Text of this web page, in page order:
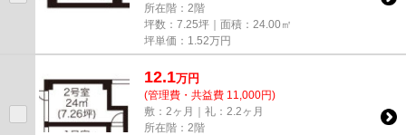
所在階：2階
坪数：7.25坪｜面積：24.00㎡
坪単価： 1.52万円
12.1万円
(管理費・共益費 11,000円)
敷：2ヶ月｜礼：2.2ヶ月
所在階：2階